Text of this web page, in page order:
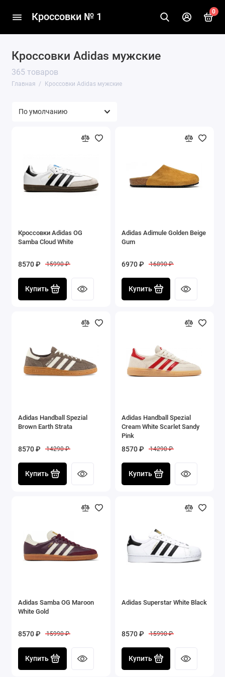
Кроссовки № 1 0
Кроссовки Adidas мужские
365 товаров
Главная Кроссовки Adidas мужские
Кроссовки Adidas OG
Samba Cloud White
8570 ₽ 15990 ₽
Купить
Adidas Adimule Golden Beige
Gum
6970 ₽ 16890 ₽
Купить
Adidas Handball Spezial
Brown Earth Strata
8570 ₽ 14290 ₽
Купить
Adidas Handball Spezial
Cream White Scarlet Sandy
Pink
8570 ₽ 14290 ₽
Купить
Adidas Samba OG Maroon
White Gold
8570 ₽ 15990 ₽
Купить
Adidas Superstar White Black
8570 ₽ 15990 ₽
Купить